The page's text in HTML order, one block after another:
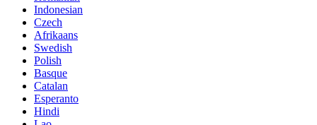
Indonesian
Czech
Afrikaans
Swedish
Polish
Basque
Catalan
Esperanto
Hindi